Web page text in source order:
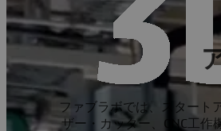
ファブラボでは、スタート
ザー・カッター、CNC工